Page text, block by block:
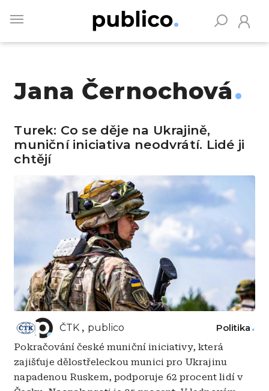
main
Jana Černochová
Turek: Co se děje na Ukrajině,
muniční iniciativa neodvrátí. Lidé ji
chtějí
ČTK publico Politika
Pokračování české muniční iniciativy, která
zajišťuje dělostřeleckou munici pro Ukrajinu
napadenou Ruskem, podporuje 62 procent lidí v
Vyhledávejte na Publiku